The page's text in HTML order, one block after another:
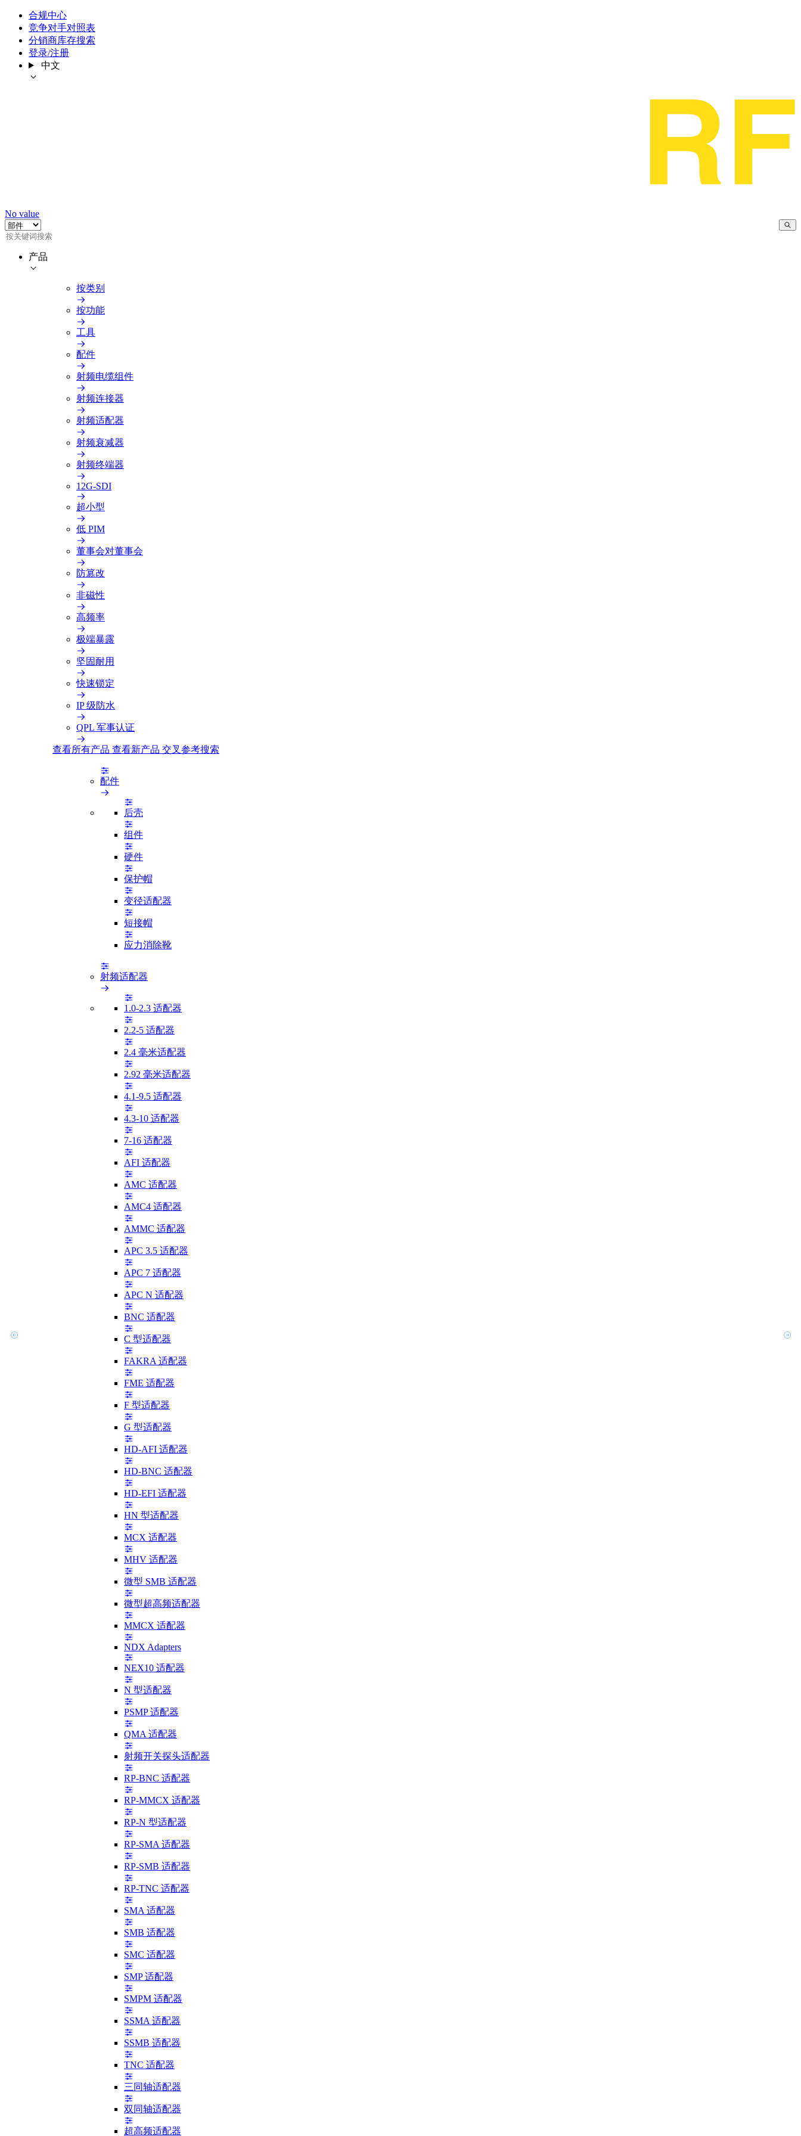
合规中心
竞争对手对照表
分销商库存搜索
登录/注册
中文
No value
产品
按类别
按功能
工具
配件
射频电缆组件
射频连接器
射频适配器
射频衰减器
射频终端器
12G-SDI
超小型
低 PIM
董事会对董事会
防篡改
非磁性
高频率
极端暴露
坚固耐用
快速锁定
IP 级防水
QPL 军事认证
查看所有产品 查看新产品 交叉参考搜索
配件
后壳
组件
硬件
保护帽
变径适配器
短接帽
应力消除靴
射频适配器
1.0-2.3 适配器
2.2-5 适配器
2.4 毫米适配器
2.92 毫米适配器
4.1-9.5 适配器
4.3-10 适配器
7-16 适配器
AFI 适配器
AMC 适配器
AMC4 适配器
AMMC 适配器
APC 3.5 适配器
APC 7 适配器
APC N 适配器
BNC 适配器
C 型适配器
FAKRA 适配器
FME 适配器
F 型适配器
G 型适配器
HD-AFI 适配器
HD-BNC 适配器
HD-EFI 适配器
HN 型适配器
MCX 适配器
MHV 适配器
微型 SMB 适配器
微型超高频适配器
MMCX 适配器
NDX Adapters
NEX10 适配器
N 型适配器
PSMP 适配器
QMA 适配器
射频开关探头适配器
RP-BNC 适配器
RP-MMCX 适配器
RP-N 型适配器
RP-SMA 适配器
RP-SMB 适配器
RP-TNC 适配器
SMA 适配器
SMB 适配器
SMC 适配器
SMP 适配器
SMPM 适配器
SSMA 适配器
SSMB 适配器
TNC 适配器
三同轴适配器
双同轴适配器
超高频适配器